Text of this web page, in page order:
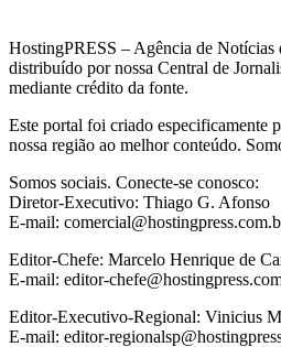
HostingPRESS – Agência de Notícias
distribuído por nossa Central de
mediante crédito da fonte.
Este portal foi criado especificamente
nossa região ao melhor conteúdo.
Somos sociais. Conecte-se conosco:
Diretor-Executivo: Thiago G. Afonso
E-mail:
Editor-Chefe: Marcelo Henrique de
E-mail: editor-
Editor-Executivo-Regional: Vinicius
E-mail: editor-